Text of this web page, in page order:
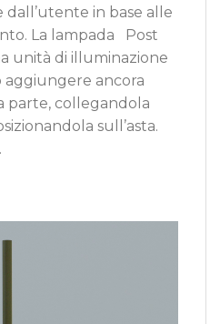
dall’utente in base alle
La lampada Post
unità di illuminazione
aggiungere ancora
parte, collegandola
sull’asta.